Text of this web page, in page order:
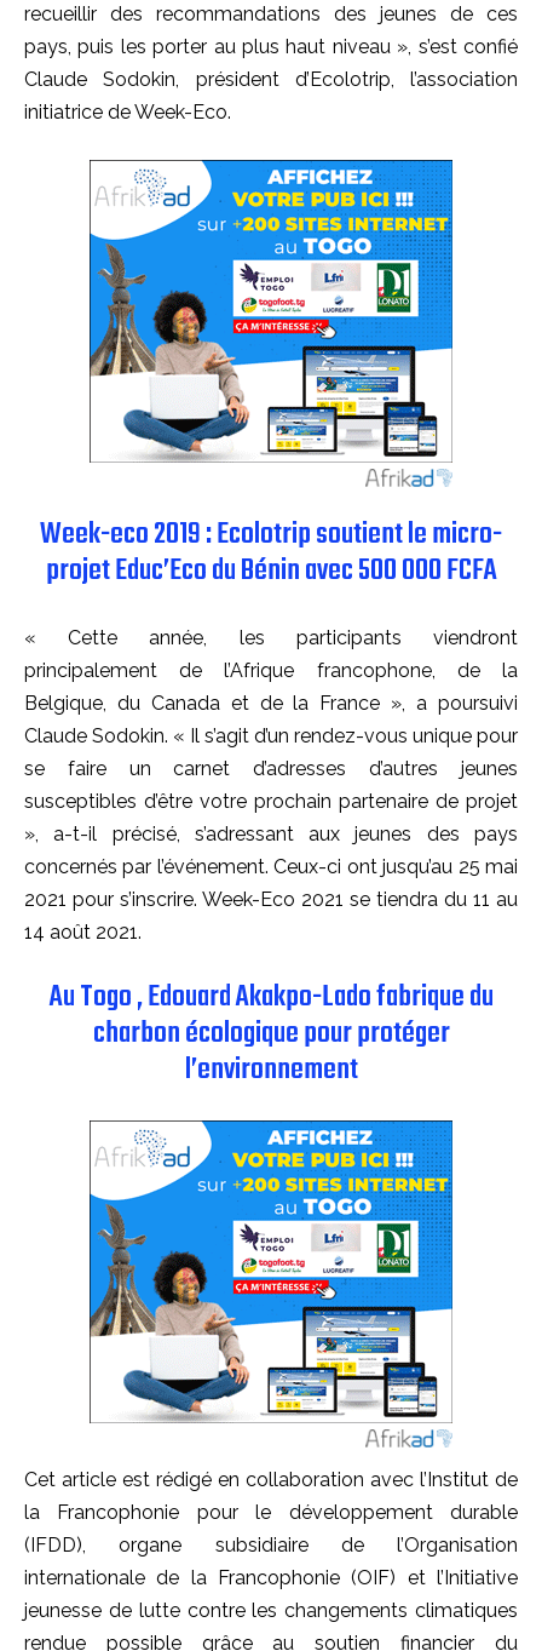
recueillir des recommandations des jeunes de ces
pays, puis les porter au plus haut niveau », s’est confié
Claude Sodokin, président d’Ecolotrip, l’association
initiatrice de Week-Eco.
Week-eco 2019 : Ecolotrip soutient le micro-
projet Educ’Eco du Bénin avec 500 000 FCFA
« Cette année, les participants viendront
principalement de l’Afrique francophone, de la
Belgique, du Canada et de la France », a poursuivi
Claude Sodokin. « Il s’agit d’un rendez-vous unique pour
se faire un carnet d’adresses d’autres jeunes
susceptibles d’être votre prochain partenaire de projet
», a-t-il précisé, s’adressant aux jeunes des pays
concernés par l’événement. Ceux-ci ont jusqu’au 25 mai
2021 pour s’inscrire. Week-Eco 2021 se tiendra du 11 au
14 août 2021.
Au Togo , Edouard Akakpo-Lado fabrique du
charbon écologique pour protéger
l’environnement
Cet article est rédigé en collaboration avec l’Institut de
la Francophonie pour le développement durable
(IFDD), organe subsidiaire de l’Organisation
internationale de la Francophonie (OIF) et l’Initiative
jeunesse de lutte contre les changements climatiques
rendue possible grâce au soutien financier du